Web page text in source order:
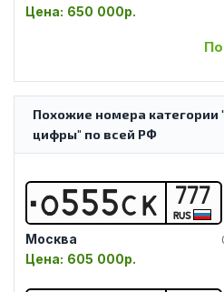
Цена: 650 000р.
Похожие номера категории
цифры" по всей РФ
О555С К 777
RUS
Москва
Цена: 605 000р.